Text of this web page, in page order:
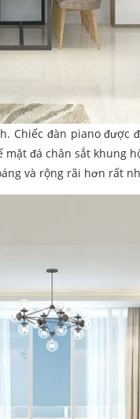
Chiếc đàn piano được
đá chân sắt khung
và rộng rãi hơn rất